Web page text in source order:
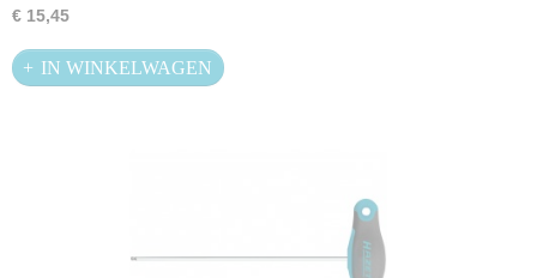
€ 15,45
IN WINKELWAGEN